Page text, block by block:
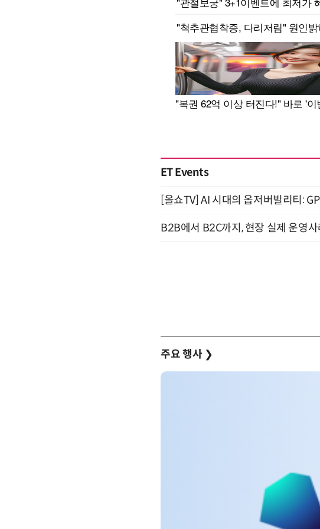
ET Events
[올쇼TV] AI 시대의 옵저버빌리티:
B2B에서 B2C까지, 현장 실제 운영
주요 행사 ❯